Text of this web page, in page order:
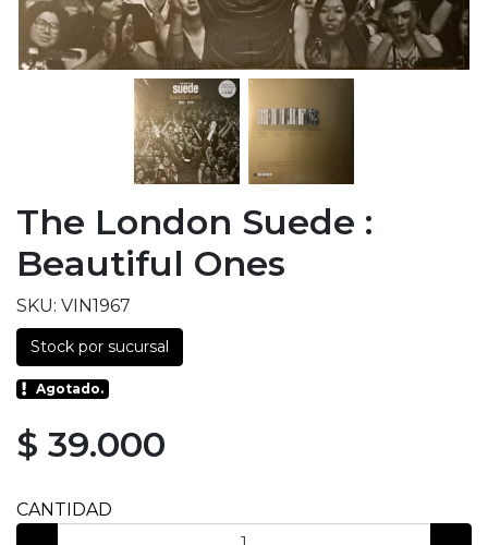
The London Suede :
Beautiful Ones
SKU: VIN1967
Stock por sucursal
Agotado.
$ 39.000
CANTIDAD